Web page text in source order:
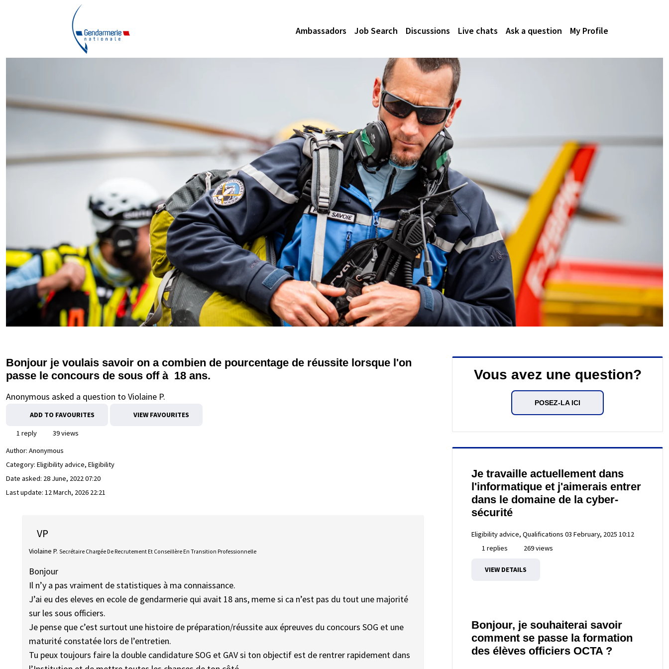
Ambassadors Job Search Discussions Live chats Ask a question My Profile
Bonjour je voulais savoir on a combien de pourcentage de réussite lorsque l'on
passe le concours de sous off à 18 ans.
Anonymous asked a question to Violaine P.
ADD TO FAVOURITES VIEW FAVOURITES
1 reply
39 views
Author: Anonymous
Category: Eligibility advice, Eligibility
Date asked: 28 June, 2022 07:20
Last update: 12 March, 2026 22:21
VP
Violaine P. Secrétaire Chargée De Recrutement Et Conseillère En Transition Professionnelle
Bonjour
Il n’y a pas vraiment de statistiques à ma connaissance.
J’ai eu des eleves en ecole de gendarmerie qui avait 18 ans, meme si ca n’est pas du tout une majorité
sur les sous officiers.
Je pense que c’est surtout une histoire de préparation/réussite aux épreuves du concours SOG et une
maturité constatée lors de l’entretien.
Tu peux toujours faire la double candidature SOG et GAV si ton objectif est de rentrer rapidement dans
Vous avez une question?
POSEZ-LA ICI
Je travaille actuellement dans
l'informatique et j'aimerais entrer
dans le domaine de la cyber-
sécurité
Eligibility advice, Qualifications 03 February, 2025 10:12
1 replies
269 views
VIEW DETAILS
Bonjour, je souhaiterai savoir
comment se passe la formation
des élèves officiers OCTA ?